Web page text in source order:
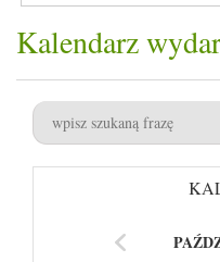
Kalendarz